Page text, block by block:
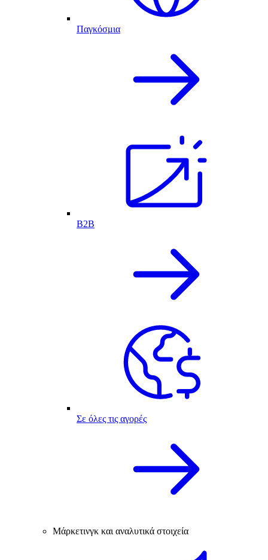
Παγκόσμια
B2B
Σε όλες τις αγορές
Μάρκετινγκ και αναλυτικά στοιχεία